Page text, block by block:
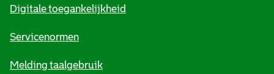
Digitale toegankelijkheid
Servicenormen
Melding taalgebruik